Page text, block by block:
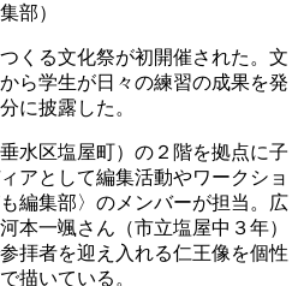
部）
くる文化祭が初開催された。文
ら学生が日々の練習の成果を発
に披露した。
水区塩屋町）の２階を拠点に子
アとして編集活動やワークショ
編集部〉のメンバーが担当。広
本一颯さん（市立塩屋中３年）
拝者を迎え入れる仁王像を個性
描いている。